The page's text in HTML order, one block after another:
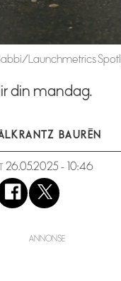
Launchmetrics
din mandag.
BAURÉN
26.05.2025 - 10:46